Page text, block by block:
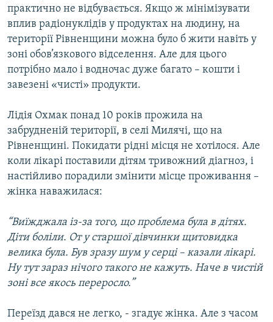
практично не відбувається. Якщо ж мінімізувати
вплив радіонуклідів у продуктах на людину, на
території Рівненщини можна було б жити навіть у
зоні обов’язкового відселення. Але для цього
потрібно мало і водночас дуже багато – кошти і
завезені «чисті» продукти.
Лідія Охмак понад 10 років прожила на
забрудненій території, в селі Милячі, що на
Рівненщині. Покидати рідні місця не хотілося. Але
коли лікарі поставили дітям тривожний діагноз, і
настійливо порадили змінити місце проживання –
жінка наважилася:
“Виїжджала із-за того, що проблема була в дітях.
Діти боліли. От у старшої дівчинки щитовидка
велика була. Був зразу шум у серці – казали лікарі.
Ну тут зараз нічого такого не кажуть. Наче в чистій
зоні все якось переросло.”
Переїзд дався не легко, - згадує жінка. Але з часом